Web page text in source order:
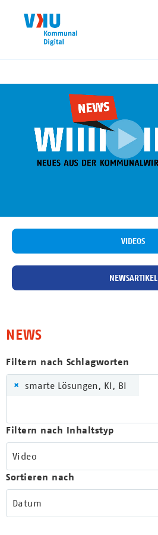
VIDEOS
NEWSARTIKEL
NEWS
Filtern nach Schlagworten
× smarte Lösungen, KI, BI
Filtern nach Inhaltstyp
Video
Sortieren nach
Datum